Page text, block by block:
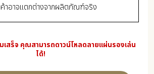
าอาจแตกต่างจากผลิตภัณฑ์จริง
เสร็จ คุณสามารถดาวน์โหลดลายแผ่นรองเล่น
ได้!